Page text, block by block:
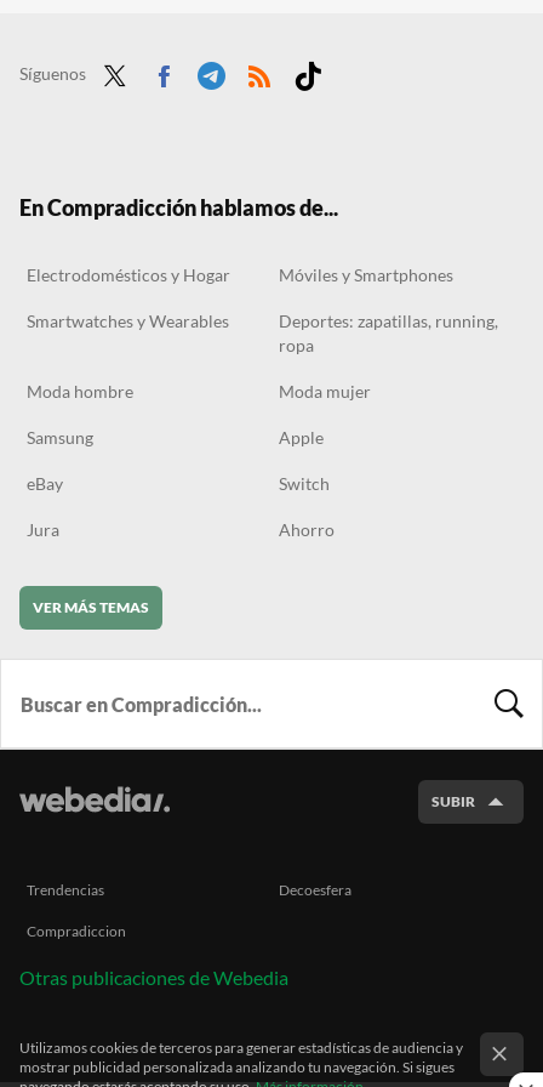
Síguenos
En Compradicción hablamos de...
Electrodomésticos y Hogar Móviles y Smartphones
Smartwatches y Wearables
Deportes: zapatillas, running,
ropa
Moda hombre Moda mujer
Samsung Apple
eBay Switch
Jura Ahorro
VER MÁS TEMAS
SUBIR
Trendencias Decoesfera
Compradiccion
Otras publicaciones de Webedia
Utilizamos cookies de terceros para generar estadísticas de audiencia y
mostrar publicidad personalizada analizando tu navegación. Si sigues